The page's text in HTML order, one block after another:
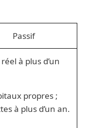
Passif
à plus d’un
propres ;
à plus d’un an.